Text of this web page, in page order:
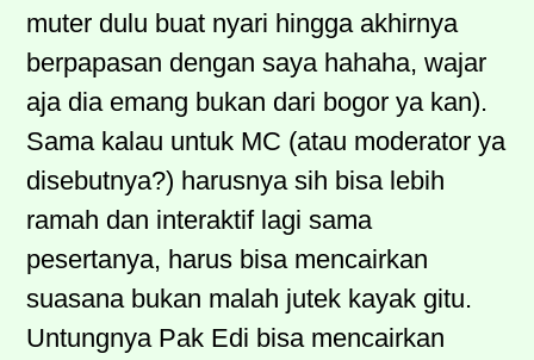
muter dulu buat nyari hingga akhirnya
berpapasan dengan saya hahaha, wajar
aja dia emang bukan dari bogor ya kan).
Sama kalau untuk MC (atau moderator ya
disebutnya?) harusnya sih bisa lebih
ramah dan interaktif lagi sama
pesertanya, harus bisa mencairkan
suasana bukan malah jutek kayak gitu.
Untungnya Pak Edi bisa mencairkan